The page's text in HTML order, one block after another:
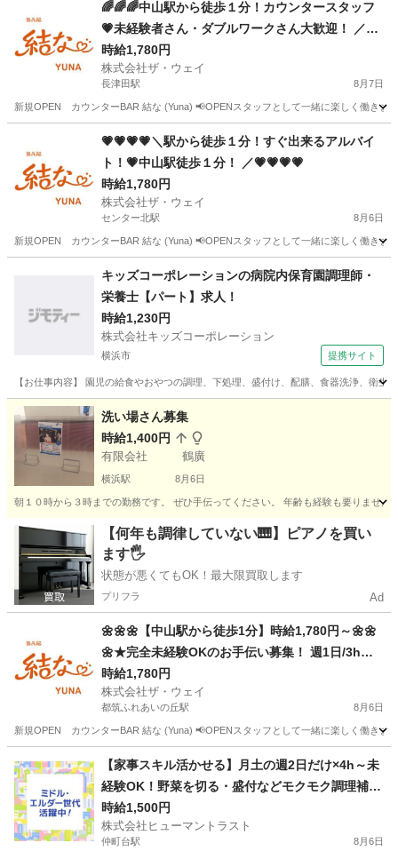
🌈🌈🌈中山駅から徒歩１分！カウンタースタッフ
💗未経験者さん・ダブルワークさん大歓迎！ ／🌈
🌈🌈🌈🌈
時給1,780円
株式会社ザ・ウェイ
長津田駅 8月7日
新規OPEN カウンターBAR 結な (Yuna) 📢OPENスタッフとして一緒に楽しく働きま
長津田駅 その他 スタッフ
💗💗💗💗＼駅から徒歩１分！すぐ出来るアルバイ
ト！💗中山駅徒歩１分！ ／💗💗💗💗
時給1,780円
株式会社ザ・ウェイ
センター北駅 8月6日
新規OPEN カウンターBAR 結な (Yuna) 📢OPENスタッフとして一緒に楽しく働きま
センター北駅 スタッフ
キッズコーポレーションの病院内保育園調理師・
栄養士【パート】求人！
時給1,230円
株式会社キッズコーポレーション
横浜市 提携サイト
【お仕事内容】 園児の給食やおやつの調理、下処理、盛付け、配膳、食器洗浄、衛
神奈川 横浜市 その他
洗い場さん募集
時給1,400円
有限会社 鶴廣
横浜駅 8月6日
朝１０時から３時までの勤務です。 ぜひ手伝ってください。 年齢も経験も要りませ
神奈川 横浜駅 カフェ パート
【何年も調律していない🎹】ピアノを買い
ます🖐️
状態が悪くてもOK！最大限買取します
プリフラ Ad
🌼🌼🌼【中山駅から徒歩1分】時給1,780円～🌼🌼
🌼★完全未経験OKのお手伝い募集！ 週1日/3h～O
K、服装自由、ノルマ無し🎇
時給1,780円
株式会社ザ・ウェイ
都筑ふれあいの丘駅 8月6日
新規OPEN カウンターBAR 結な (Yuna) 📢OPENスタッフとして一緒に楽しく働きま
都筑ふれあいの丘駅 その他 スタッフ
【家事スキル活かせる】月土の週2日だけ×4h～未
経験OK！野菜を切る・盛付などモクモク調理補助
(ES1W-3778_1)
時給1,500円
株式会社ヒューマントラスト
仲町台駅 8月6日